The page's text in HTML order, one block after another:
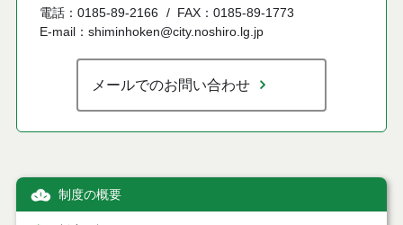
電話：0185-89-2166
FAX：0185-89-1773
E-mail：shiminhoken@city.noshiro.lg.jp
メールでのお問い合わせ
制度の概要